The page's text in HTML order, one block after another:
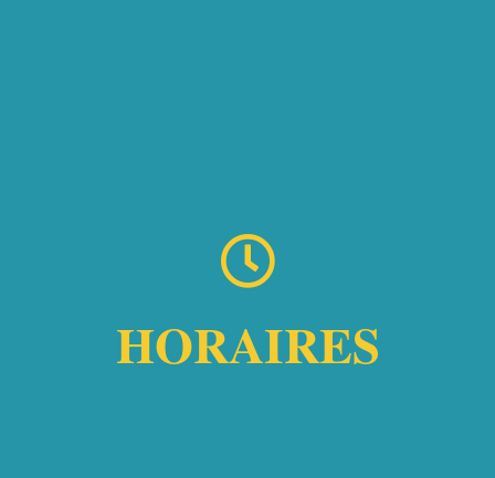
HORAIRES